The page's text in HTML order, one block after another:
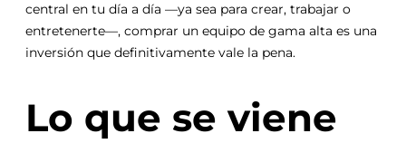
central en tu día a día —ya sea para crear, trabajar o
entretenerte—, comprar un equipo de gama alta es una
inversión que definitivamente vale la pena.
Lo que se viene